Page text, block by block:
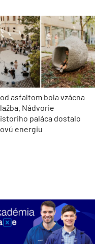
asfaltom bola vzácna
Nádvorie
paláca dostalo
energiu